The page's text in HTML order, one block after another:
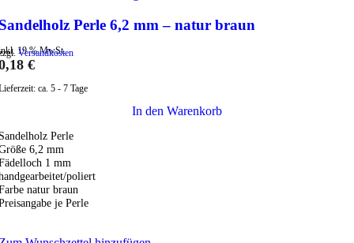
Perle 6,2 mm – natur braun
19 % MwSt.
Versandkosten
€
ca. 5 - 7 Tage
In den Warenkorb
Perle
6,2 mm
1 mm
poliert
natur braun
je Perle